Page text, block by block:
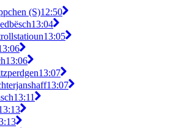
(S)12:50
13:04
13:05
13:06
13:07
13:07
13:11